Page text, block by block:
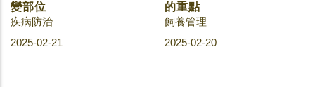
變部位
疾病防治
2025-02-21
的重點
飼養管理
2025-02-20